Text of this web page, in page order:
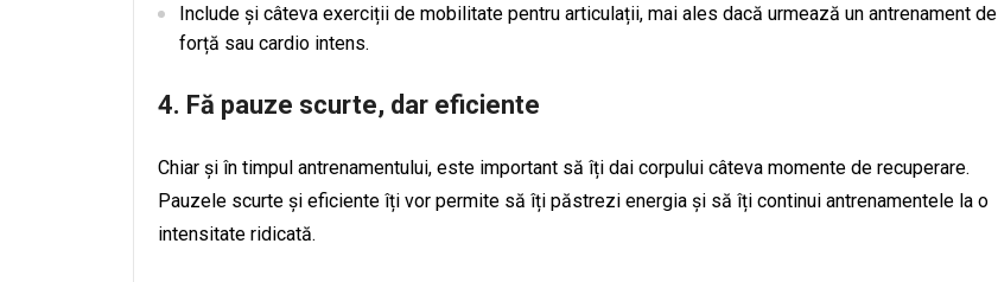
Include și câteva exerciții de mobilitate pentru articulații, mai ales dacă urmează un antrenament de
forță sau cardio intens.
4. Fă pauze scurte, dar eficiente
Chiar și în timpul antrenamentului, este important să îți dai corpului câteva momente de recuperare.
Pauzele scurte și eficiente îți vor permite să îți păstrezi energia și să îți continui antrenamentele la o
intensitate ridicată.